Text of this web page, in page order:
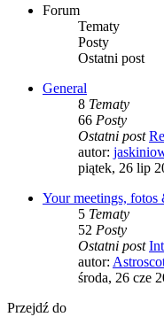
Forum
Tematy
Posty
Ostatni post
General
8 Tematy
66 Posty
Ostatni post
autor:
piątek, 26 lip
Your meetings, fotos
5 Tematy
52 Posty
Ostatni post
autor:
środa, 26 cze
Przejdź do